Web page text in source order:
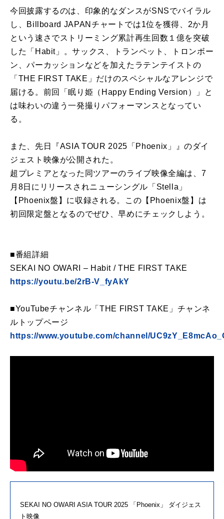
今回披露するのは、印象的なダンスがSNSでバイラル
し、Billboard JAPANチャートでは1位を獲得、2か月
という速さでストリーミング累計再生回数１億を突破
した「Habit」。サックス、トランペット、トロンボー
ン、パーカッションなどを加えたラテンテイストの
「THE FIRST TAKE」だけのスペシャルなアレンジで
届ける。前回「眠り姫（Happy Ending Version）」と
は味わいの違う一発撮りパフォーマンスとなってい
る。
また、先日『ASIA TOUR 2025「Phoenix」』のダイ
ジェスト映像が公開された。
超プレミアとなった同ツアーのライブ映像全編は、7
月8日にリリースされニューシングル「Stella」
【Phoenix盤】に収録される。この【Phoenix盤】は
初回限定盤となるのでぜひ、早めにチェックしよう。
■番組詳細
SEKAI NO OWARI – Habit / THE FIRST TAKE
https://youtu.be/2rB-V_fyAkY
■YouTubeチャンネル「THE FIRST TAKE」チャンネ
ルトップページ
https://www.youtube.com/channel/
SEKAI NO OWARI ASIA TOUR 2025 「Phoenix」 ダイジェス
ト映像